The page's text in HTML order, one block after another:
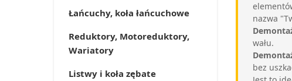
Łańcuchy, koła łańcuchowe
Reduktory, Motoreduktory,
Wariatory
Listwy i koła zębate
nazwa
wału.
bez